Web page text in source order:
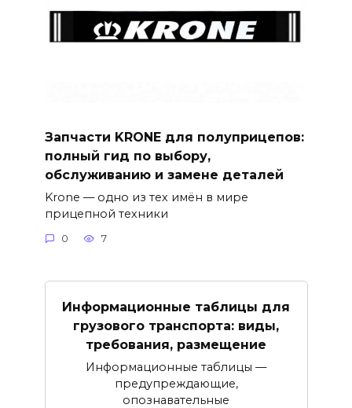
Запчасти KRONE для полуприцепов:
полный гид по выбору,
обслуживанию и замене деталей
Krone — одно из тех имён в мире
прицепной техники
0 7
Информационные таблицы для
грузового транспорта: виды,
требования, размещение
Информационные таблицы —
предупреждающие,
опознавательные